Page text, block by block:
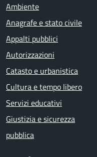
Ambiente
Anagrafe e stato civile
Appalti pubblici
Autorizzazioni
Catasto e urbanistica
Cultura e tempo libero
Servizi educativi
Giustizia e sicurezza
pubblica